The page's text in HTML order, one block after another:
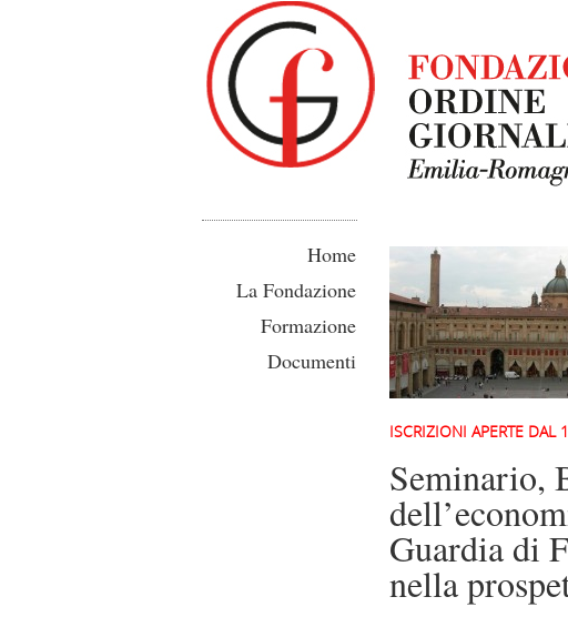
Home
La Fondazione
Formazione
Documenti
ISCRIZIONI APERTE DAL
Seminario,
Guardia di
nella